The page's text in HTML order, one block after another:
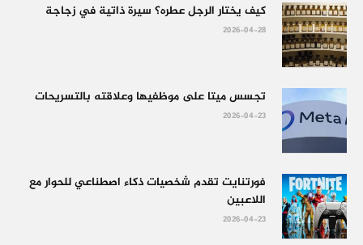
كيف يختار الرجل عطره؟ سيرة ذاتية في زجاجة
2026-04-28
تجسس ميتا على موظفيها وعلاقته بالتسريحات
2026-04-23
فورتنايت تقدم شخصيات ذكاء اصطناعي للحوار مع
اللاعبين
2026-04-23